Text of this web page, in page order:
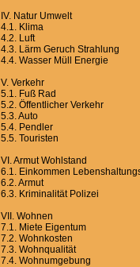
IV. Natur Umwelt
4.1. Klima
4.2. Luft
4.3. Lärm Geruch Strahlung
4.4. Wasser Müll Energie
V. Verkehr
5.1. Fuß Rad
5.2. Öffentlicher Verkehr
5.3. Auto
5.4. Pendler
5.5. Touristen
VI. Armut Wohlstand
6.1. Einkommen
6.2. Armut
6.3. Kriminalität Polizei
VII. Wohnen
7.1. Miete Eigentum
7.2. Wohnkosten
7.3. Wohnqualität
7.4. Wohnumgebung